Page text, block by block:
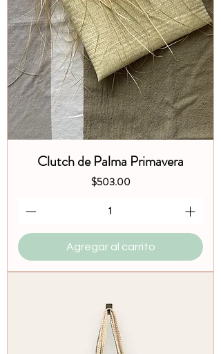
Clutch de Palma Primavera
Precio
$503.00
Agregar al carrito